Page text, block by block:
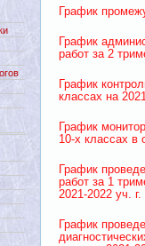
График
График
работ за 2
График
классах на
График
10-х классах в
График
работ за 1
2021-2022 уч. г.
График